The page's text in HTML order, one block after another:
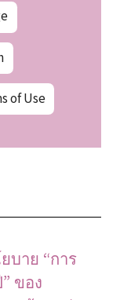
of Use
บาย “การ
ของ